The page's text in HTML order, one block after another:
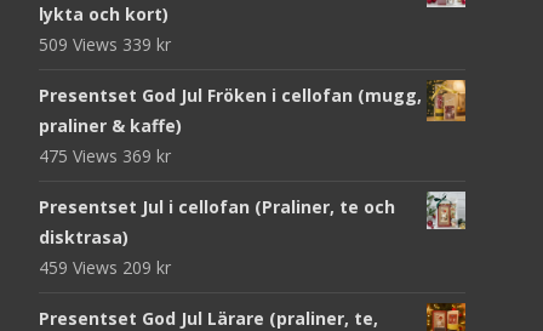
lykta och kort)
509 Views 339 kr
Presentset God Jul Fröken i cellofan (mugg,
praliner & kaffe)
475 Views 369 kr
Presentset Jul i cellofan (Praliner, te och
disktrasa)
459 Views 209 kr
Presentset God Jul Lärare (praliner, te,